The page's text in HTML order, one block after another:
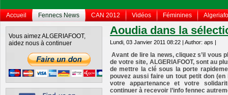
Accueil Fennecs News CAN 2012 Vidéos Féminines
Vous aimez ALGERIAFOOT,
aidez nous à continuer
Aoudia dans la
Lundi, 03 Janvier 2011 08:22 | Author: aps |
Avant de lire la news, cliquez s’il vous
de votre site, ALGERIAFOOT, sont au
de mettre la clé sous la porte
pouvez aussi faire un tout petit don
votre appartenance et votre
continuer à recevoir l’info fennec